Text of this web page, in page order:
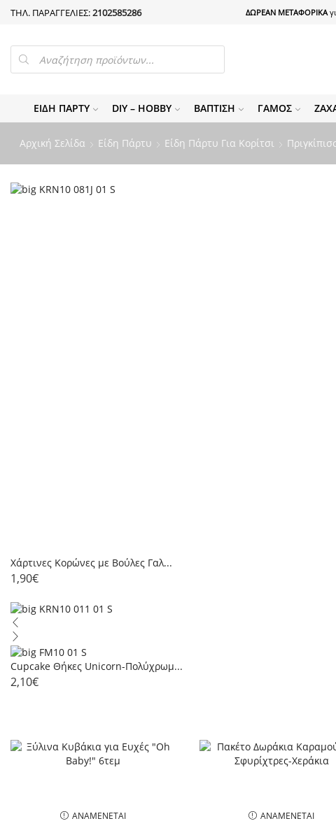
ΤΗΛ. ΠΑΡΑΓΓΕΛΙΕΣ:2102585286 ΔΩΡΕΑΝ ΜΕΤΑΦΟΡΙΚΑ
PRODUCTS
SEARCH
ΕΊΔΗ ΠΆΡΤΥ DIY – HOBBY ΒΆΠΤΙΣΗ ΓΆΜΟΣ
Αρχική Σελίδα Είδη Πάρτυ Είδη Πάρτυ Για Κορίτσι
Xάρτινες Κορώνες με Βούλες Γαλ...
1,90€
Cupcake Θήκες Unicorn-Πολύχρωμ...
2,10€
ΑΝΑΜΈΝΕΤΑΙ ΑΝΑΜΈΝΕΤΑΙ